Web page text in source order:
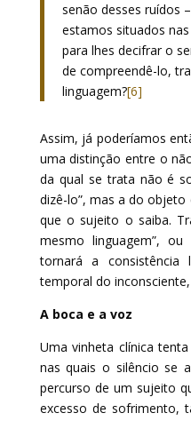
senão desses ruídos
estamos situados
para lhes decifrar o
de compreendê-lo,
linguagem?[6]
Assim, já poderíamos
uma distinção entre o
da qual se trata não é
dizê-lo”, mas a do
que o sujeito o saiba.
mesmo linguagem”,
tornará a consistência
temporal do
A boca e a voz
Uma vinheta clínica
nas quais o silêncio se
percurso de um sujeito
excesso de sofrimento,